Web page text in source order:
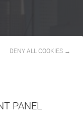
PANEL
DENY ALL COOKIES →